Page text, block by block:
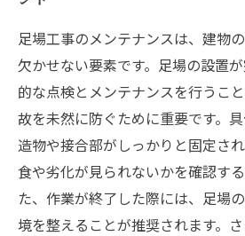
足場工事のメンテナンスは、建物
欠かせない要素です。足場の設置
的な点検とメンテナンスを行うこ
故を未然に防ぐために重要です。
造物や接合部がしっかりと固定さ
食や劣化が見られないかを確認す
た、作業が終了した際には、足場
境を整えることが推奨されます。